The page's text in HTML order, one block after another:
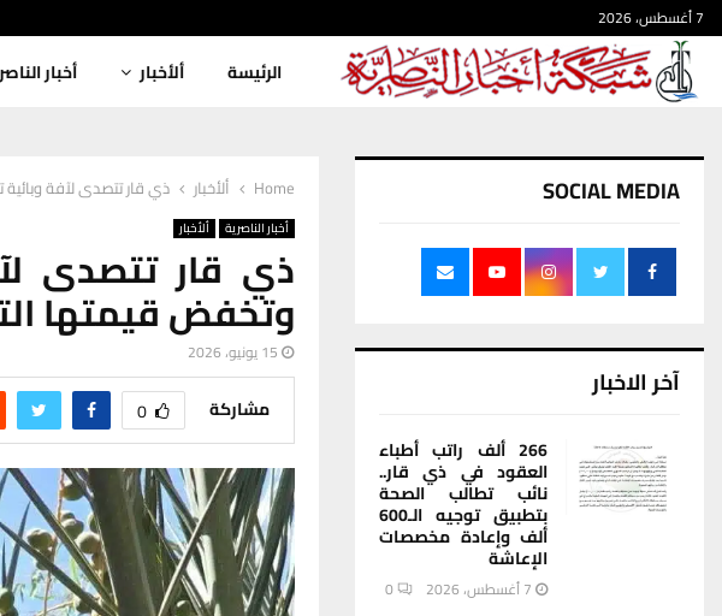
7 أغسطس، 2026
الرئيسة ألأخبار أخبار
Home ألأخبار ذي قار تتصدى لآفة
أخبار الناصرية ألأخبار
ذي قار تتصدى
وتخفض قيمتها
15 يونيو، 2026
مشاركة 0
SOCIAL MEDIA
آخر الاخبار
266 ألف راتب أطباء
العقود في ذي قار..
نائب تطالب الصحة
بتطبيق توجيه الـ600
ألف وإعادة مخصصات
الإعاشة
7 أغسطس، 2026 0